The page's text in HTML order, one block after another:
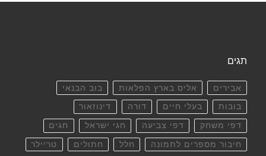
תגים
אבירים אליס בארץ הפלאות בוב הבנאי
בובות בעלי חיים דורה דינוזאור
דפי משחק דפי צביעה חגי ישראל חגים
חיבור מספרים לתמונה חלל חתולים טריילר